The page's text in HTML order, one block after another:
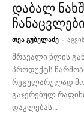
დაბალ
თეა გუბელაძე -
მრავალი წლის
პროდუქტს
რეგულარულად
გაჯერებულ
დაკლებას...